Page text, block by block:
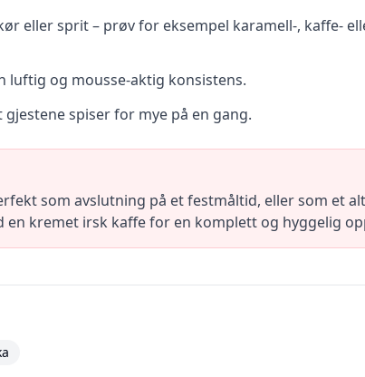
eller sprit – prøv for eksempel karamell-, kaffe-
luftig og mousse-aktig konsistens.
spiser for mye på en gang.
som avslutning på et festmåltid, eller som et
kremet irsk kaffe for en komplett og hyggelig